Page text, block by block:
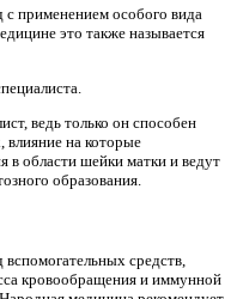
применением особого вида
это также называется
ведь только он способен
влияние на которые
в области шейки матки и ведут
образования.
вспомогательных средств,
кровообращения и иммунной